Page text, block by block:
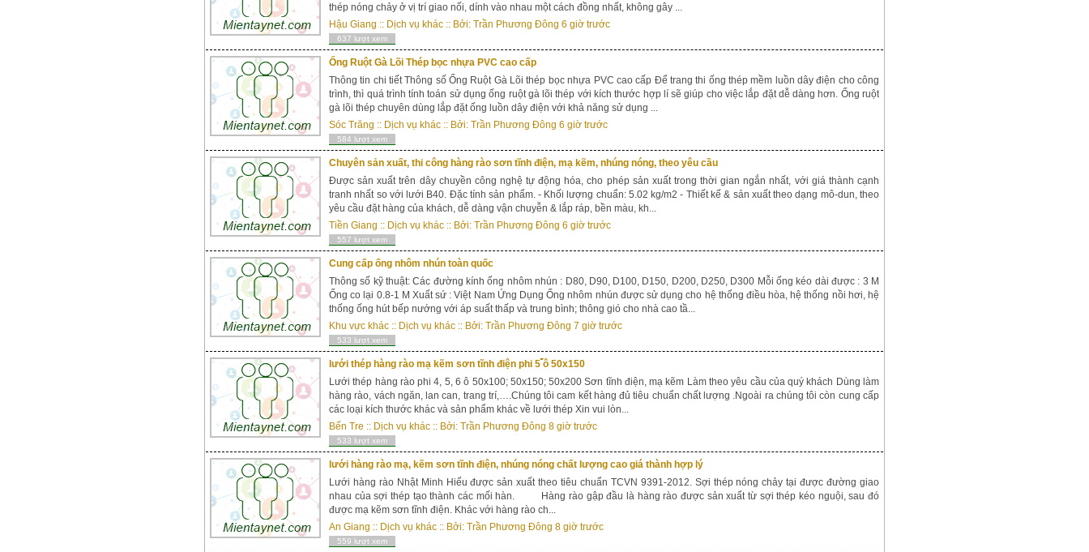
thép nóng chảy ở vị trí giao nối, dính vào nhau một cách đồng nhất, không gây ...
Hậu Giang :: Dịch vụ khác :: Bởi: Trần Phương Đông 6 giờ trước
637 lượt xem
Ống Ruột Gà Lõi Thép bọc nhựa PVC cao cấp
Thông tin chi tiết Thông số Ống Ruột Gà Lõi thép bọc nhựa PVC cao cấp Để trang thi ống thép mềm luồn dây điện cho công
trình, thì quá trình tính toán sử dụng ống ruột gà lõi thép với kích thước hợp lí sẽ giúp cho việc lắp đặt dễ dàng hơn. Ống ruột
gà lõi thép chuyên dùng lắp đặt ống luồn dây điện với khả năng sử dụng ...
Sóc Trăng :: Dịch vụ khác :: Bởi: Trần Phương Đông 6 giờ trước
584 lượt xem
Chuyên sản xuất, thi công hàng rào sơn tĩnh điện, mạ kẽm, nhúng nóng, theo yêu cầu
Được sản xuất trên dây chuyền công nghệ tự động hóa, cho phép sản xuất trong thời gian ngắn nhất, với giá thành cạnh
tranh nhất so với lưới B40. Đặc tính sản phẩm. - Khối lượng chuẩn: 5.02 kg/m2 - Thiết kế & sản xuất theo dạng mô-dun, theo
yêu cầu đặt hàng của khách, dễ dàng vận chuyễn & lắp ráp, bền màu, kh...
Tiền Giang :: Dịch vụ khác :: Bởi: Trần Phương Đông 6 giờ trước
557 lượt xem
Cung cấp ống nhôm nhún toàn quốc
Thông số kỹ thuật: Các đường kính ống nhôm nhún : D80, D90, D100, D150, D200, D250, D300 Mỗi ống kéo dài được : 3 M
Ống co lại 0.8-1 M Xuất sứ : Việt Nam Ứng Dụng Ống nhôm nhún được sử dụng cho hệ thống điều hòa, hệ thống nồi hơi, hệ
thống ống hút bếp nướng với áp suất thấp và trung bình; thông gió cho nhà cao tầ...
Khu vực khác :: Dịch vụ khác :: Bởi: Trần Phương Đông 7 giờ trước
533 lượt xem
lưới thép hàng rào mạ kẽm sơn tĩnh điện phi 5 ́́́́́́́́́́́́́́́́́́́́́́́́́́́́́́́́́́́̀̀̀̀̀ô 50x150
Lưới thép hàng rào phi 4, 5, 6 ô 50x100; 50x150; 50x200 Sơn tĩnh điện, mạ kẽm Làm theo yêu cầu của quý khách Dùng làm
hàng rào, vách ngăn, lan can, trang trí,….Chúng tôi cam kết hàng đủ tiêu chuẩn chất lượng .Ngoài ra chúng tôi còn cung cấp
các loại kích thước khác và sản phẩm khác về lưới thép Xin vui lòn...
Bến Tre :: Dịch vụ khác :: Bởi: Trần Phương Đông 8 giờ trước
533 lượt xem
lưới hàng rào mạ, kẽm sơn tĩnh điện, nhúng nóng chất lượng cao giá thành hợp lý
Lưới hàng rào Nhật Minh Hiếu được sản xuất theo tiêu chuẩn TCVN 9391-2012. Sợi thép nóng chảy tại được đường giao
nhau của sợi thép tạo thành các mối hàn. Hàng rào gập đầu là hàng rào được sản xuất từ sợi thép kéo nguội, sau đó
được mạ kẽm sơn tĩnh điện. Khác với hàng rào ch...
An Giang :: Dịch vụ khác :: Bởi: Trần Phương Đông 8 giờ trước
559 lượt xem